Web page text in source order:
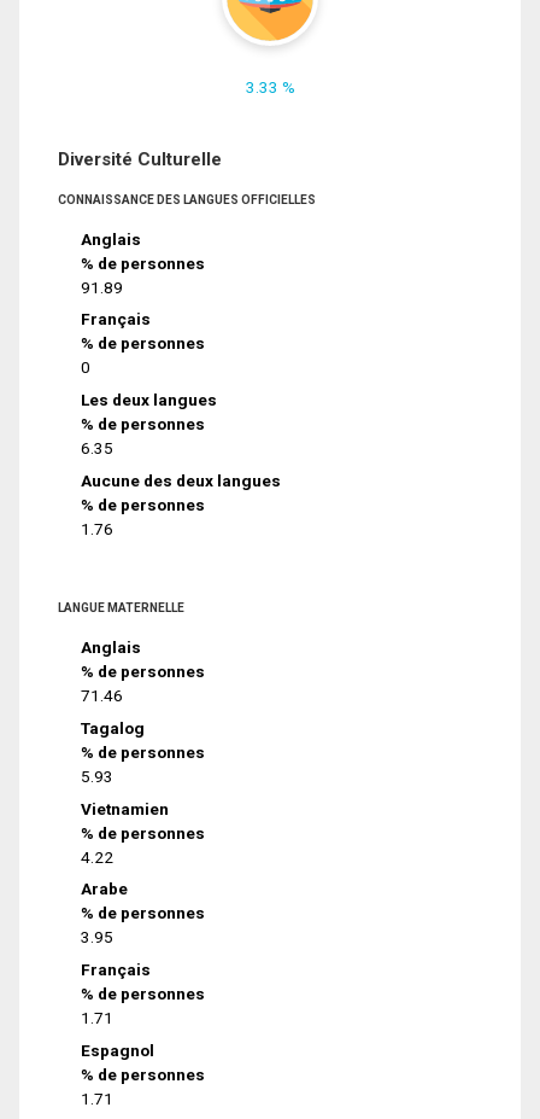
3.33 %
Diversité Culturelle
CONNAISSANCE DES LANGUES OFFICIELLES
Anglais
% de personnes
91.89
Français
% de personnes
0
Les deux langues
% de personnes
6.35
Aucune des deux langues
% de personnes
1.76
LANGUE MATERNELLE
Anglais
% de personnes
71.46
Tagalog
% de personnes
5.93
Vietnamien
% de personnes
4.22
Arabe
% de personnes
3.95
Français
% de personnes
1.71
Espagnol
% de personnes
1.71